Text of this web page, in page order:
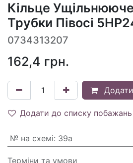
Кільце
Трубки Півосі
0734313207
162,4 грн.
Додати до списку побажань
№ на схемі: 39a
Терміни та умови